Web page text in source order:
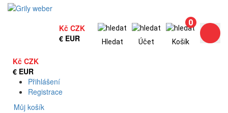
Kč CZK
€ EUR Hledat Účet
0
Košík
Kč CZK
€ EUR
Přihlášení
Registrace
Můj košík